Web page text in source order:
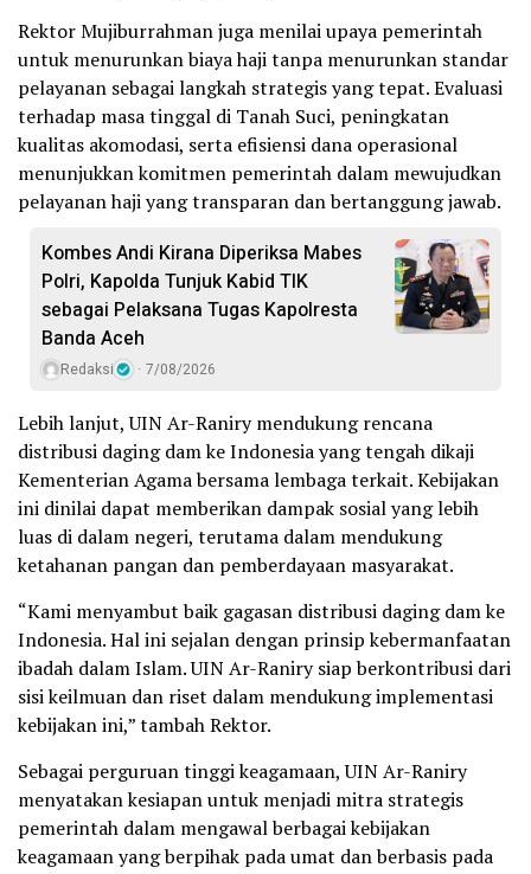
Rektor Mujiburrahman juga menilai upaya pemerintah
untuk menurunkan biaya haji tanpa menurunkan standar
pelayanan sebagai langkah strategis yang tepat. Evaluasi
terhadap masa tinggal di Tanah Suci, peningkatan
kualitas akomodasi, serta efisiensi dana operasional
menunjukkan komitmen pemerintah dalam mewujudkan
pelayanan haji yang transparan dan bertanggung jawab.
Kombes Andi Kirana Diperiksa Mabes
Polri, Kapolda Tunjuk Kabid TIK
sebagai Pelaksana Tugas Kapolresta
Banda Aceh
Redaksi 7/08/2026
Lebih lanjut, UIN Ar-Raniry mendukung rencana
distribusi daging dam ke Indonesia yang tengah dikaji
Kementerian Agama bersama lembaga terkait. Kebijakan
ini dinilai dapat memberikan dampak sosial yang lebih
luas di dalam negeri, terutama dalam mendukung
ketahanan pangan dan pemberdayaan masyarakat.
“Kami menyambut baik gagasan distribusi daging dam ke
Indonesia. Hal ini sejalan dengan prinsip kebermanfaatan
ibadah dalam Islam. UIN Ar-Raniry siap berkontribusi dari
sisi keilmuan dan riset dalam mendukung implementasi
kebijakan ini,” tambah Rektor.
Sebagai perguruan tinggi keagamaan, UIN Ar-Raniry
menyatakan kesiapan untuk menjadi mitra strategis
pemerintah dalam mengawal berbagai kebijakan
keagamaan yang berpihak pada umat dan berbasis pada